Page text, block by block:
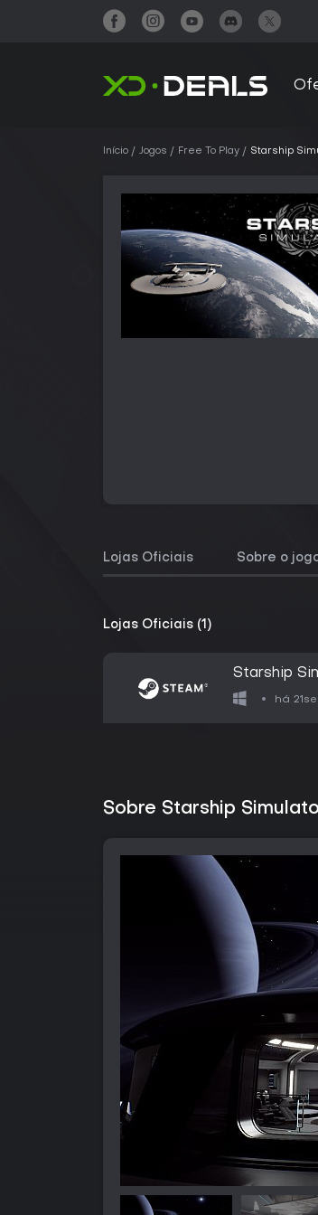
Início Jogos Free To Play Starship
Lojas Oficiais Sobre o
Lojas Oficiais (1)
Starship
há
Sobre Starship